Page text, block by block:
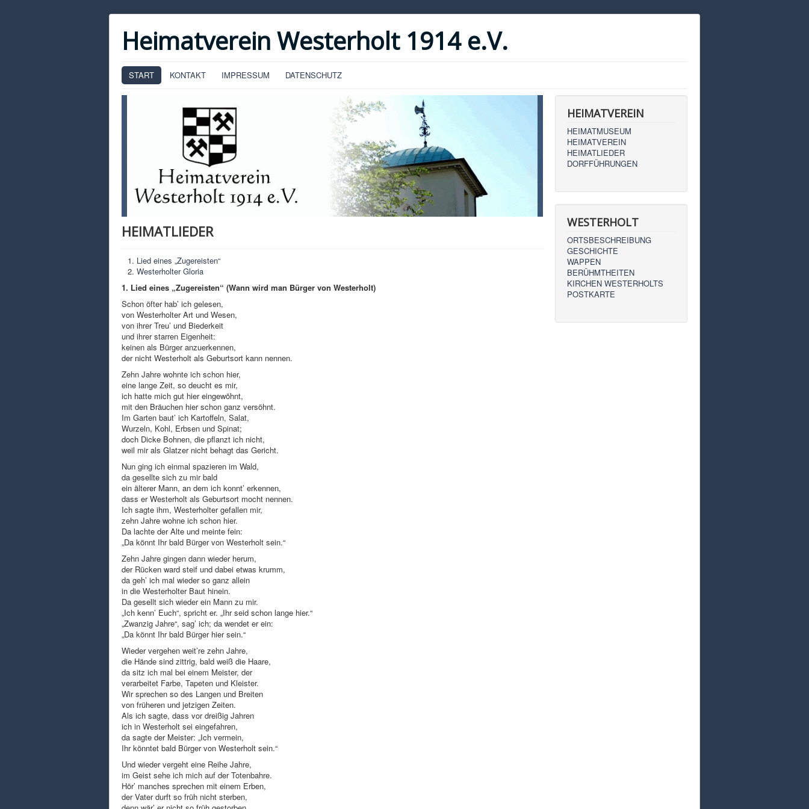
Heimatverein Westerholt 1914 e.V.
START KONTAKT IMPRESSUM DATENSCHUTZ
HEIMATLIEDER
Lied eines „Zugereisten“
Westerholter Gloria
1. Lied eines „Zugereisten“ (Wann wird man Bürger von Westerholt)
Schon öfter hab’ ich gelesen,
von Westerholter Art und Wesen,
von ihrer Treu’ und Biederkeit
und ihrer starren Eigenheit:
keinen als Bürger anzuerkennen,
der nicht Westerholt als Geburtsort kann nennen.
Zehn Jahre wohnte ich schon hier,
eine lange Zeit, so deucht es mir,
ich hatte mich gut hier eingewöhnt,
mit den Bräuchen hier schon ganz versöhnt.
Im Garten baut’ ich Kartoffeln, Salat,
Wurzeln, Kohl, Erbsen und Spinat;
doch Dicke Bohnen, die pflanzt ich nicht,
weil mir als Glatzer nicht behagt das Gericht.
Nun ging ich einmal spazieren im Wald,
da gesellte sich zu mir bald
ein älterer Mann, an dem ich konnt’ erkennen,
dass er Westerholt als Geburtsort mocht nennen.
Ich sagte ihm, Westerholter gefallen mir,
zehn Jahre wohne ich schon hier.
Da lachte der Alte und meinte fein:
„Da könnt Ihr bald Bürger von Westerholt sein.“
Zehn Jahre gingen dann wieder herum,
der Rücken ward steif und dabei etwas krumm,
da geh’ ich mal wieder so ganz allein
in die Westerholter Baut hinein.
Da gesellt sich wieder ein Mann zu mir.
„Ich kenn’ Euch“, spricht er. „Ihr seid schon lange hier.“
„Zwanzig Jahre“, sag’ ich; da wendet er ein:
„Da könnt Ihr bald Bürger hier sein.“
Wieder vergehen weit’re zehn Jahre,
die Hände sind zittrig, bald weiß die Haare,
da sitz ich mal bei einem Meister, der
verarbeitet Farbe, Tapeten und Kleister.
Wir sprechen so des Langen und Breiten
von früheren und jetzigen Zeiten.
Als ich sagte, dass vor dreißig Jahren
ich in Westerholt sei eingefahren,
da sagte der Meister: „Ich vermein,
Ihr könntet bald Bürger von Westerholt sein.“
Und wieder vergeht eine Reihe Jahre,
im Geist sehe ich mich auf der Totenbahre.
Hör’ manches sprechen mit einem Erben,
der Vater durft so früh nicht sterben,
HEIMATVEREIN
HEIMATMUSEUM
HEIMATVEREIN
HEIMATLIEDER
DORFFÜHRUNGEN
WESTERHOLT
ORTSBESCHREIBUNG
GESCHICHTE
WAPPEN
BERÜHMTHEITEN
KIRCHEN WESTERHOLTS
POSTKARTE